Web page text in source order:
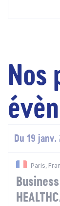
Nos
Du 19
Paris,